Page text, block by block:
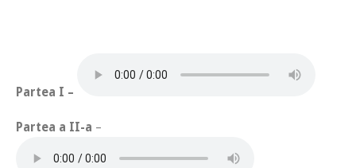
Partea I –
Partea a II-a –